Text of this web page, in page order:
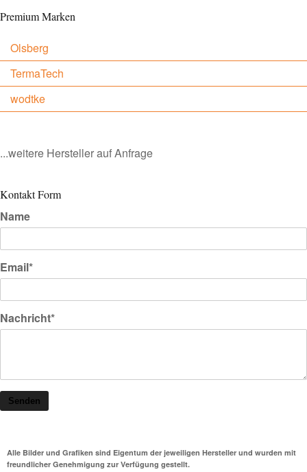
Premium Marken
Olsberg
TermaTech
wodtke
...weitere Hersteller auf Anfrage
Kontakt Form
Name
Email*
Nachricht*
Senden
Alle Bilder und Grafiken sind Eigentum der jeweiligen Hersteller und wurden mit
freundlicher Genehmigung zur Verfügung gestellt.